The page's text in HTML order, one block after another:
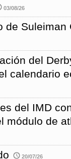
03/08/26
de Suleiman
del
calendario
del IMD
módulo de
20/07/26